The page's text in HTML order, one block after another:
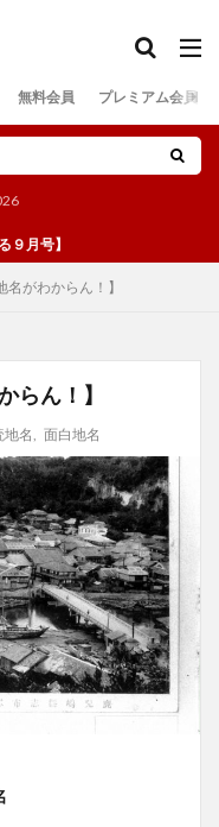
無料会員 プレミアム会員
】
がわからん！】
らん！】
地名 面白地名